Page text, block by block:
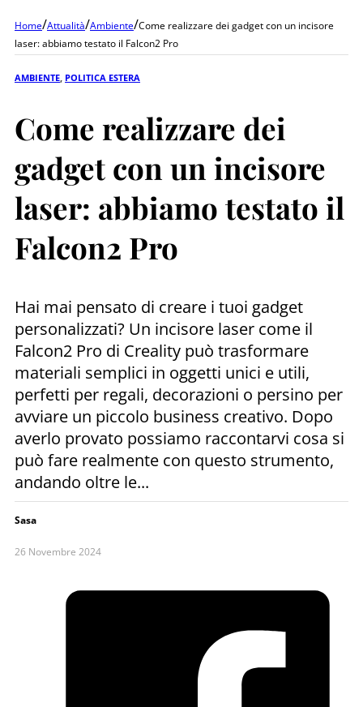
Home/Attualità/Ambiente/Come realizzare dei gadget con un incisore
laser: abbiamo testato il Falcon2 Pro
AMBIENTE POLITICA ESTERA
Come realizzare dei
gadget con un incisore
laser: abbiamo testato il
Falcon2 Pro
Hai mai pensato di creare i tuoi gadget
personalizzati? Un incisore laser come il
Falcon2 Pro di Creality può trasformare
materiali semplici in oggetti unici e utili,
perfetti per regali, decorazioni o persino per
avviare un piccolo business creativo. Dopo
averlo provato possiamo raccontarvi cosa si
può fare realmente con questo strumento,
andando oltre le...
Sasa
26 Novembre 2024